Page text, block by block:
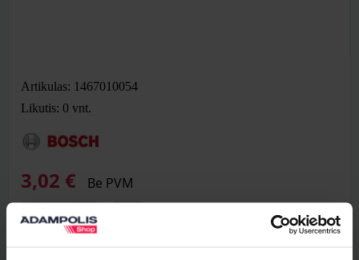
Artikulas: 1467010054
Likutis: 0 vnt.
3,02 € Be PVM